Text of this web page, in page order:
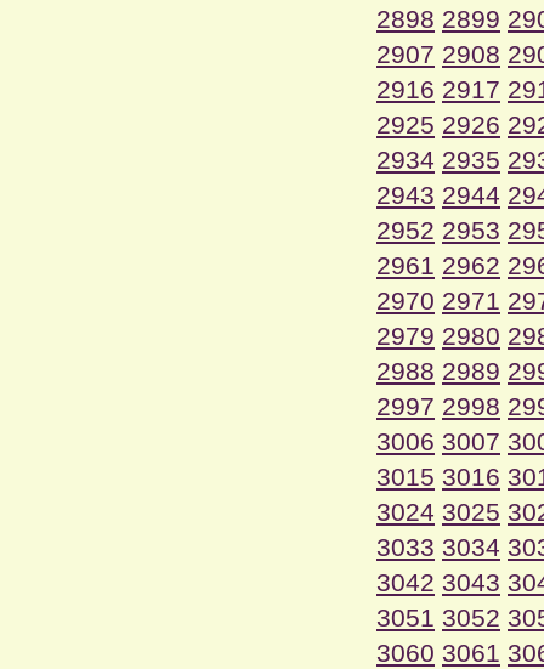
2898 2899
2907 2908
2916 2917
2925 2926
2934 2935
2943 2944
2952 2953
2961 2962
2970 2971
2979 2980
2988 2989
2997 2998
3006 3007
3015 3016
3024 3025
3033 3034
3042 3043
3051 3052
3060 3061